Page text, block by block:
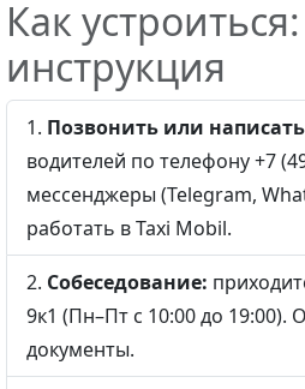
Как
инструкция
Позвонить или
водителей по телефону +7
мессенджеры (Telegram,
работать в Taxi Mobil.
Собеседование:
9к1 (Пн–Пт с 10:00 до
документы.